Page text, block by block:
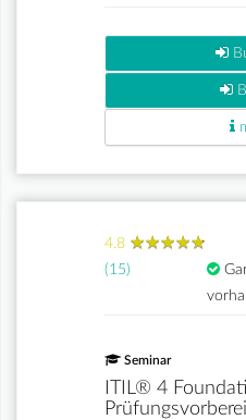
4.8 ★★★★★
★★★★★
(15)
Seminar
ITIL® 4